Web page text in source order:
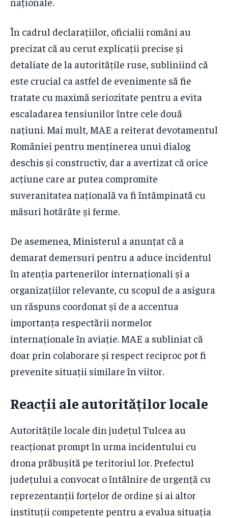
În cadrul declarațiilor, oficialii români au
precizat că au cerut explicații precise și
detaliate de la autoritățile ruse, subliniind că
este crucial ca astfel de evenimente să fie
tratate cu maximă seriozitate pentru a evita
escaladarea tensiunilor între cele două
națiuni. Mai mult, MAE a reiterat devotamentul
României pentru menținerea unui dialog
deschis și constructiv, dar a avertizat că orice
acțiune care ar putea compromite
suveranitatea națională va fi întâmpinată cu
măsuri hotărâte și ferme.
De asemenea, Ministerul a anunțat că a
demarat demersuri pentru a aduce incidentul
în atenția partenerilor internaționali și a
organizațiilor relevante, cu scopul de a asigura
un răspuns coordonat și de a accentua
importanța respectării normelor
internaționale în aviație. MAE a subliniat că
doar prin colaborare și respect reciproc pot fi
prevenite situații similare în viitor.
Reacții ale autorităților locale
Autoritățile locale din județul Tulcea au
reacționat prompt în urma incidentului cu
drona prăbușită pe teritoriul lor. Prefectul
județului a convocat o întâlnire de urgență cu
reprezentanții forțelor de ordine și ai altor
instituții competente pentru a evalua situația